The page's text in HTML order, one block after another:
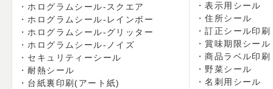
ホログラムシール-スクエア
ホログラムシール-レインボー
ホログラムシール-グリッター
ホログラムシール-ノイズ
セキュリティーシール
耐熱シール
台紙裏印刷(アート紙)
表示用シール
住所シール
訂正シール印刷
賞味期限シール
商品ラベル印刷
野菜シール
名刺用シール